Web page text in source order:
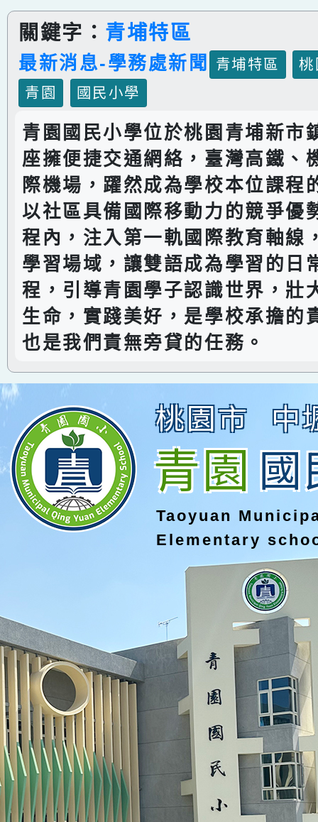
關鍵字： 青埔特區
最新消息-學務處新聞 青埔特區
青園
國民小學
青園國民小學位於桃園青埔新市
座擁便捷交通網絡，臺灣高鐵、
際機場，躍然成為學校本位課程
以社區具備國際移動力的競爭優
程內，注入第一軌國際教育軸線
學習場域，讓雙語成為學習的日
程，引導青園學子認識世界，壯
生命，實踐美好，是學校承擔的
也是我們責無旁貸的任務。
桃園市 中
青園國
Taoyuan
Elementary